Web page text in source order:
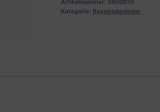
Artikelnummer: 2400010
Kategorie: Bassbodenleder